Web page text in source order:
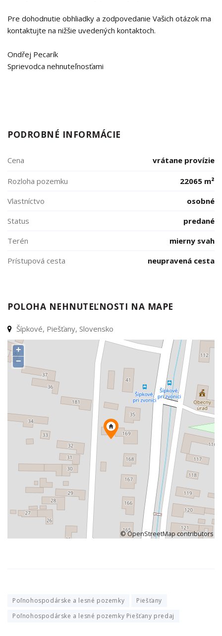
Pre dohodnutie obhliadky a zodpovedanie Vašich otázok ma
kontaktujte na nižšie uvedených kontaktoch.
Ondřej Pecarík
Sprievodca nehnuteľnosťami
PODROBNÉ INFORMÁCIE
Cena vrátane provízie
Rozloha pozemku
22065 m²
Vlastníctvo
osobné
Status
predané
Terén
mierny svah
Prístupová cesta
neupravená cesta
POLOHA NEHNUTEĽNOSTI NA MAPE
Šípkové, Piešťany, Slovensko
+
−
©OpenStreetMapcontributors
Poľnohospodárske a lesné pozemky
Piešťany
Poľnohospodárske a lesné pozemky Piešťany predaj